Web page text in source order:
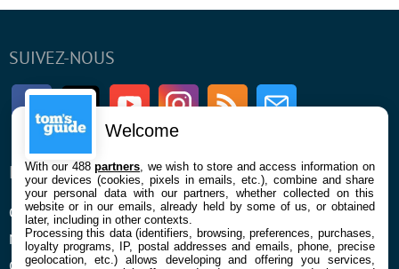
SUIVEZ-NOUS
FacebookTwitter Youtube InstagramRSS Newsletter
ENTREPRISE
Qui sommes nous
Mentions légales et CGU
À PROPOS
La rédaction
Contact
Welcome
With our 488partners , we wish to store and access information on
your devices (cookies, pixels in emails, etc.), combine and share
your personal data with our partners, whether collected on this
website or in our emails, already held by some of us, or obtained
later, including in other contexts.
Processing this data (identifiers, browsing, preferences, purchases,
loyalty programs, IP, postal addresses and emails, phone, precise
geolocation, etc.) allows developing and offering you services,